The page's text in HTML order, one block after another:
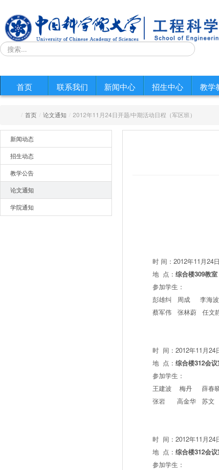
首页 联系我们 新闻中心 招生中心 教学
/ 首页 / 论文通知 / 2012年11月24日开题/中期活动日程（军区班）
新闻动态
招生动态
教学公告
论文通知
学院通知
时 间：2012年11月24
地 点：综合楼309教室
参加学生：
彭雄纠 周成 李海
蔡军伟 张林蔚 任
时 间：2012年11月24
地 点：综合楼312会
参加学生：
王建波 梅丹 薛
张岩 高金华 苏
时 间：2012年11月24
地 点：综合楼312会
参加学生：